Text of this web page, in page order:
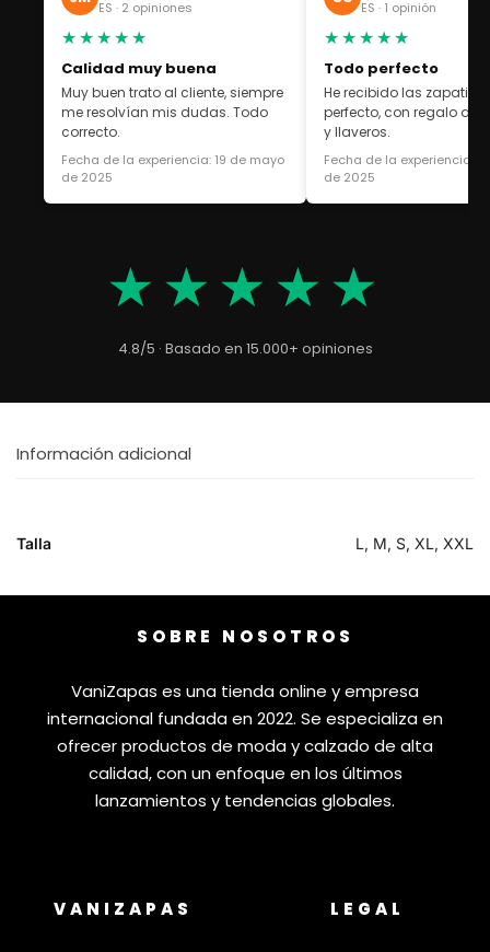
ES · 2 opiniones
★★★★★
Calidad muy buena
Muy buen trato al cliente, siempre
me resolvían mis dudas. Todo
correcto.
Fecha de la experiencia: 19 de mayo
de 2025
ES · 1 opinión
★★★★★
Todo perfecto
He recibido las
perfecto, con regalo de
y llaveros.
Fecha de la experiencia:
de 2025
★★★★★
4.8/5 · Basado en 15.000+ opiniones
Información adicional
Talla L, M, S, XL, XXL
SOBRE NOSOTROS
VaniZapas es una tienda online y empresa
internacional fundada en 2022. Se especializa en
ofrecer productos de moda y calzado de alta
calidad, con un enfoque en los últimos
lanzamientos y tendencias globales.
VANIZAPAS LEGAL